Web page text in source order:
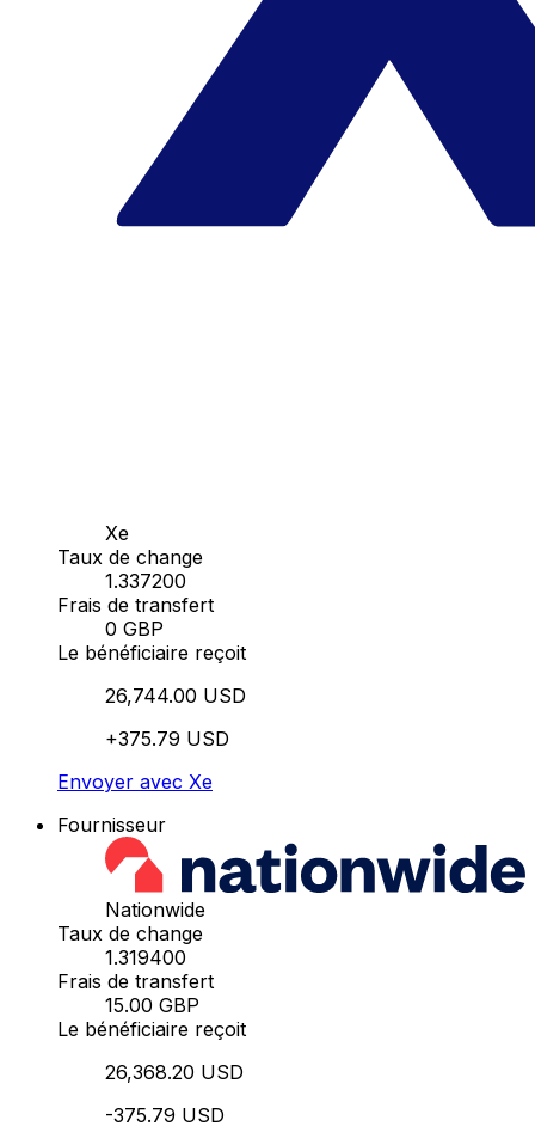
Xe
Taux de change
1.337200
Frais de transfert
0 GBP
Le bénéficiaire reçoit
26,744.00 USD
+375.79 USD
Envoyer avec Xe
Fournisseur
Nationwide
Taux de change
1.319400
Frais de transfert
15.00 GBP
Le bénéficiaire reçoit
26,368.20 USD
-375.79 USD